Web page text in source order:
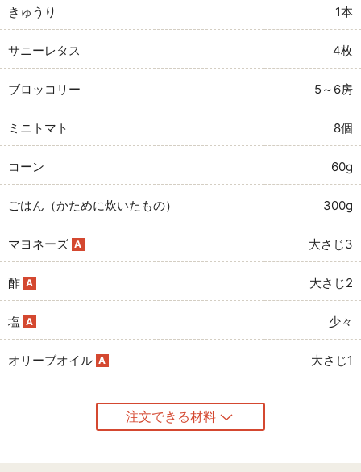
きゅうり 1本
サニーレタス 4枚
ブロッコリー 5～6房
ミニトマト 8個
コーン 60g
ごはん（かために炊いたもの） 300g
マヨネーズ A 大さじ3
酢 A 大さじ2
塩 A 少々
オリーブオイル A 大さじ1
注文できる材料